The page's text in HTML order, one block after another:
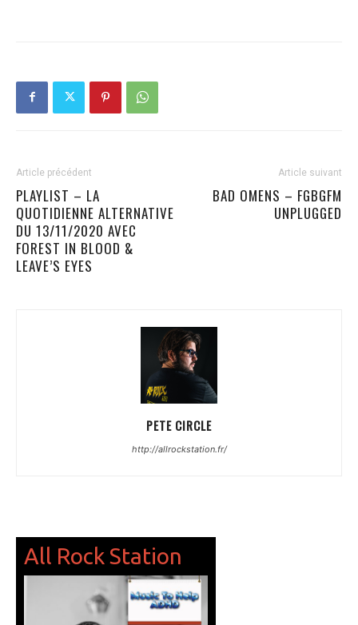
Article précédent
PLAYLIST – LA
QUOTIDIENNE ALTERNATIVE
DU 13/11/2020 AVEC
FOREST IN BLOOD &
LEAVE’S EYES
Article suivant
BAD OMENS – FGBGFM
UNPLUGGED
PETE CIRCLE
http://allrockstation.fr/